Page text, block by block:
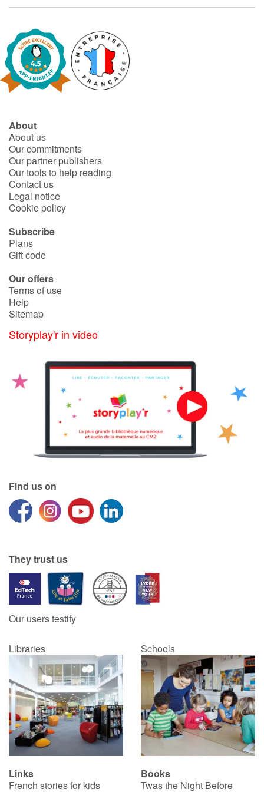
Documentaries
With the family
Daily life and hobbies
Festivals and events
Love and friendship
Social issues
Emotions and feelings
Formats and illustrations
Catalogue anglais
Contraste +
Help
Schools
Libraries
Videos & Tutorials
Blog
Learn french with Storyplay'r
French book lists for children
Reading for children
Activities and workshops
Dyslexia and reading disorders
About
About us
Our commitments
Our partner publishers
Our tools to help reading
Contact us
Legal notice
Cookie policy
Subscribe
Plans
Gift code
Our offers
Terms of use
Help
Sitemap
Storyplay'r in video
Find us on
They trust us
Our users testify
Libraries Schools
Links
French stories for kids
Books
Twas the Night Before